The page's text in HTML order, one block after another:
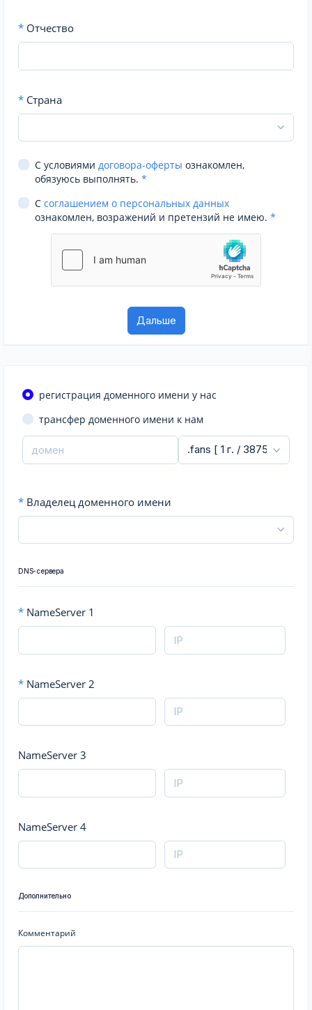
* Отчество
* Страна
С условиями договора-оферты ознакомлен,
обязуюсь выполнять. *
С соглашением о персональных данных
ознакомлен, возражений и претензий не имею. *
регистрация доменного имени у нас
трансфер доменного имени к нам
* Владелец доменного имени
DNS-сервера
* NameServer 1
* NameServer 2
NameServer 3
NameServer 4
Дополнительно
Комментарий